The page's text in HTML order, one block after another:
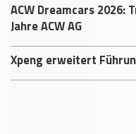
ACW Dreamcars 2026:
Jahre ACW AG
Xpeng erweitert